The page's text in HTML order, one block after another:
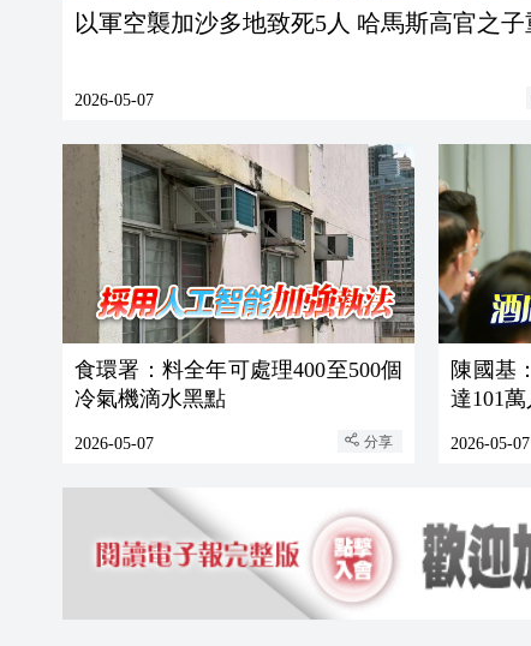
以軍空襲加沙多地致死5人 哈馬斯高官之子
2026-05-07
食環署：料全年可處理400至500個
冷氣機滴水黑點
2026-05-07 分享
陳國基
達101
2026-05-07